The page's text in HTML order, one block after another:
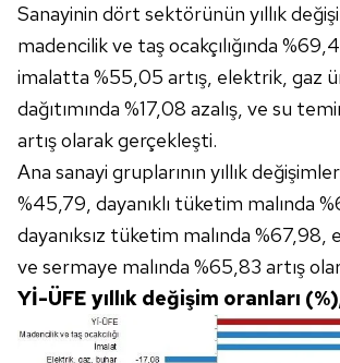
Sizlere daha iyi bir hizmet sunabilmek için
Sitemizde kendimize ve üçüncü kişilere
kullanılmaktadır. Bu çerezler vasıtasıyla
verileriniz işlenmekte olup gerekli olan
toplumu hizmetlerinin sunulması amacıyla
kullanılmaktadır. Diğer çerezler, sitemizin
kılınması ve kişiselleştirilmesi ve sizlere
reklam/pazarlama faaliyetlerinin
Çerezlere ilişkin tercihlerinizi aşağıda yer
vasıtasıyla belirleyebilirsiniz. Çerezlere
için Ayarlar butonuna tıklayabilir,Çerez
Metnimiziziyaret edebilirsiniz.
Sanayinin dört sektörünün yıllık
madencilik ve taş ocakçılığında
imalatta %55,05 artış, elektrik, gaz
dağıtımında %17,08 azalış, ve su
artış olarak gerçekleşti.
Ana sanayi gruplarının yıllık
%45,79, dayanıklı tüketim malında
dayanıksız tüketim malında %67,98,
ve sermaye malında %65,83 artış
Yİ-ÜFE yıllık değişim oranları